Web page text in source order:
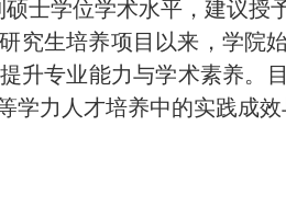
士学位学术水平，建议授
究生培养项目以来，学院
升专业能力与学术素养。
力人才培养中的实践成效